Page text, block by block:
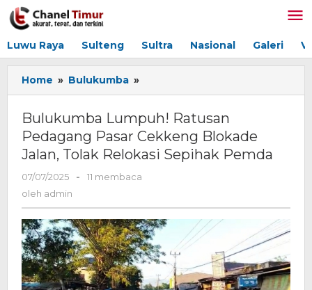
Lewati
ke
Luwu Raya Sulteng Sultra Nasional Galeri
Home » Bulukumba »
Lumpuh!
Pedagang
Pasar
Cekkeng
Relokasi
Sepihak
Pemda
Bulukumba Lumpuh! Ratusan
Pedagang Pasar Cekkeng Blokade
Jalan, Tolak Relokasi Sepihak Pemda
07/07/2025
oleh
-
11 membaca
oleh admin